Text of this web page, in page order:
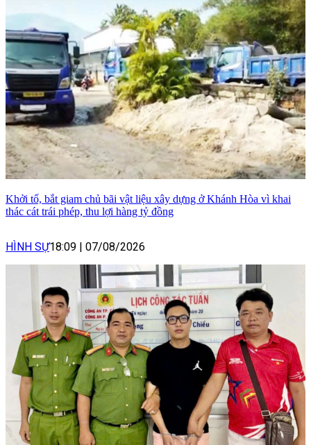
Khởi tố, bắt giam chủ bãi vật liệu xây dựng ở Khánh Hòa vì khai
thác cát trái phép, thu lợi hàng tỷ đồng
HÌNH SỰ18:09 | 07/08/2026